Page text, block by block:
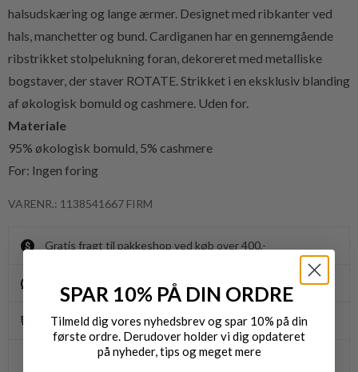
halsudskæring og lange ærmer. Designet med ribkanter ved
hals, manchetter og bund. Cardiganen har en gennemgående
ribstrikket stolpelukning foran, dekoreret med metalliske
bogstaver, der staver ROTATE. Strikket i en eksklusiv blanding
af økologisk bomuld og cashmere. Uden for.
Materiale
95% økologisk bomuld, 5% cashmere
For: Ingen foring
VARENR.: 1138541667 FIRM
Gratis fragt til pakkeshop ved køb over 400,-
Byt/Returnér i vores butikker
Levering 1-3 dage
SPAR 10% PÅ DIN ORDRE
Tilmeld dig vores nyhedsbrev og spar 10% på din
første ordre. Derudover holder vi dig opdateret
på nyheder, tips og meget mere